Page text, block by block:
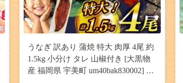
うなぎ 訳あり 蒲焼 特大 肉厚 4尾 約
1.5kg 小分け タレ 山椒付き [大黒物
産 福岡県 宇美町 um40bak830002] 不